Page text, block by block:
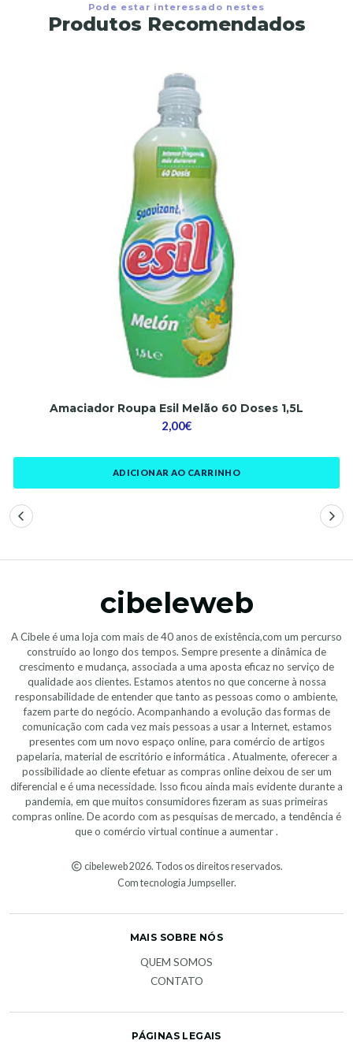
Pode estar interessado nestes
Produtos Recomendados
Amaciador Roupa Esil Melão 60 Doses 1,5L
2,00€
ADICIONAR AO CARRINHO
cibeleweb
A Cibele é uma loja com mais de 40 anos de existência,com um percurso
construído ao longo dos tempos. Sempre presente a dinâmica de
crescimento e mudança, associada a uma aposta eficaz no serviço de
qualidade aos clientes. Estamos atentos no que concerne à nossa
responsabilidade de entender que tanto as pessoas como o ambiente,
fazem parte do negócio. Acompanhando a evolução das formas de
comunicação com cada vez mais pessoas a usar a Internet, estamos
presentes com um novo espaço online, para comércio de artigos
papelaria, material de escritório e informática . Atualmente, oferecer a
possibilidade ao cliente efetuar as compras online deixou de ser um
diferencial e é uma necessidade. Isso ficou ainda mais evidente durante a
pandemia, em que muitos consumidores fizeram as suas primeiras
compras online. De acordo com as pesquisas de mercado, a tendência é
que o comércio virtual continue a aumentar .
cibeleweb 2026. Todos os direitos reservados.
Com tecnologia Jumpseller.
MAIS SOBRE NÓS
QUEM SOMOS
CONTATO
PÁGINAS LEGAIS